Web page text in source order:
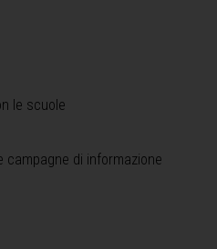
le scuole
campagne di informazione